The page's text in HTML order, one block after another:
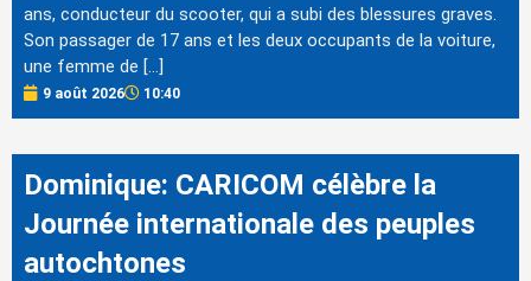
ans, conducteur du scooter, qui a subi des blessures graves.
Son passager de 17 ans et les deux occupants de la voiture,
une femme de […]
9 août 2026 10:40
Dominique: CARICOM célèbre la
Journée internationale des peuples
autochtones